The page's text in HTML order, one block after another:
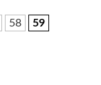
58 59